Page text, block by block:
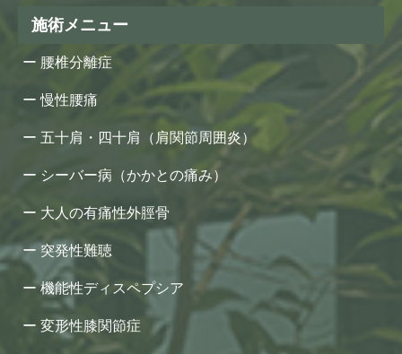
施術メニュー
腰椎分離症
慢性腰痛
五十肩・四十肩（肩関節周囲炎）
シーバー病（かかとの痛み）
大人の有痛性外脛骨
突発性難聴
機能性ディスペプシア
変形性膝関節症